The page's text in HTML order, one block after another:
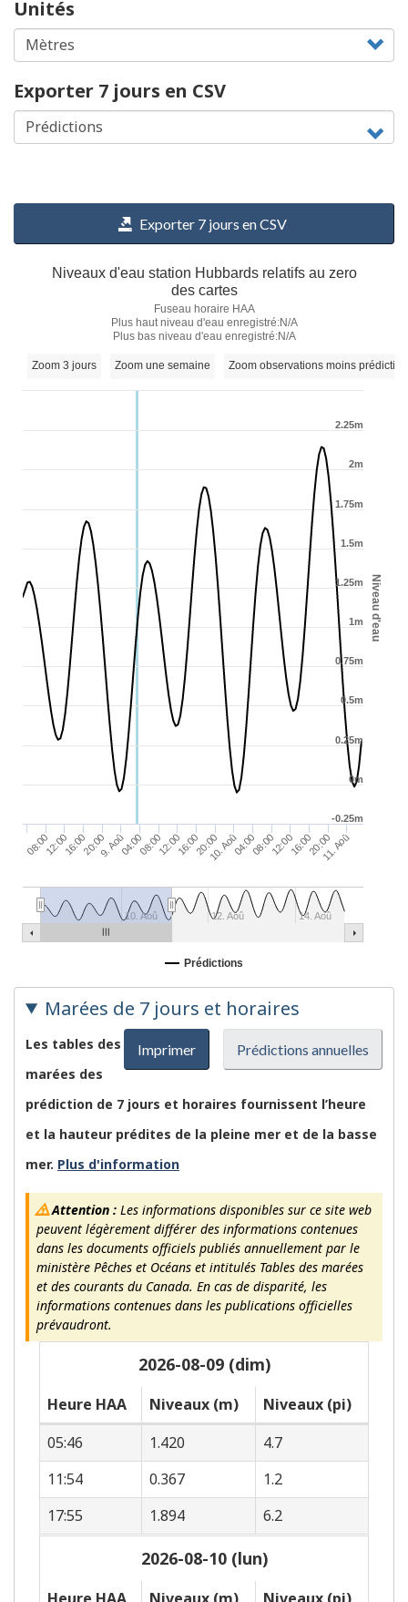
Unités
Exporter 7 jours en CSV
Exporter 7 jours en CSV
Niveau d'eau
Niveaux d'eau station Hubbards relatifs au zero
des cartes
Fuseau horaire HAA
Plus haut niveau d'eau enregistré:N/A
Plus bas niveau d'eau enregistré:N/A
08:0012:0016:0020:009. Aoû04:0008:0012:0016:0020:0010. Aoû04:0008:0012:0016:0020:0011. Aoû
10. Aoû 12. Aoû 14. Aoû
0m
0.5m
1m
1.5m
2m
-0.25m
0.25m
0.75m
1.25m
1.75m
2.25m
Zoom 3 jours Zoom une semaine Zoom observations moins
Prédictions
Marées de 7 jours et horaires
Imprimer Prédictions annuelles
Les tables des
marées des
prédiction de 7 jours et horaires fournissent l’heure
et la hauteur prédites de la pleine mer et de la basse
mer. Plus d'information
Attention :Les informations disponibles sur ce site web
peuvent légèrement différer des informations contenues
dans les documents officiels publiés annuellement par le
ministère Pêches et Océans et intitulés Tables des marées
et des courants du Canada. En cas de disparité, les
informations contenues dans les publications officielles
prévaudront.
2026-08-09 (dim)
Heure HAA Niveaux (m)
Niveaux (pi)
05:46
1.420
4.7
11:54
0.367
1.2
17:55
1.894 6.2
2026-08-10 (lun)
Heure HAA Niveaux (m) Niveaux (pi)